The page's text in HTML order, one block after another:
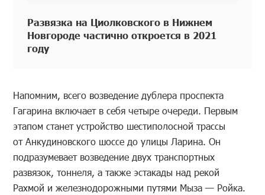
Развязка на Циолковского в Нижнем
Новгороде частично откроется в 2021
году
Напомним, всего возведение дублера проспекта
Гагарина включает в себя четыре очереди. Первым
этапом станет устройство шестиполосной трассы
от Анкудиновского шоссе до улицы Ларина. Он
подразумевает возведение двух транспортных
развязок, тоннеля, а также эстакады над рекой
Рахмой и железнодорожными путями Мыза — Ройка.